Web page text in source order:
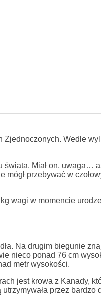
Zjednoczonych. Wedle
świata. Miał on, uwaga…
mógł przebywać w
wagi w momencie
Na drugim biegunie
nieco ponad 76 cm
metr wysokości.
jest krowa z Kanady,
przez bardzo